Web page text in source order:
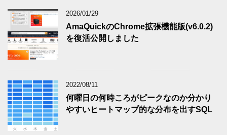
2026/01/29
AmaQuickのChrome拡張機能版(v6.0.2)
を復活公開しました
2022/08/11
何曜日の何時ころがピークなのか分かり
やすいヒートマップ的な分布を出すSQL